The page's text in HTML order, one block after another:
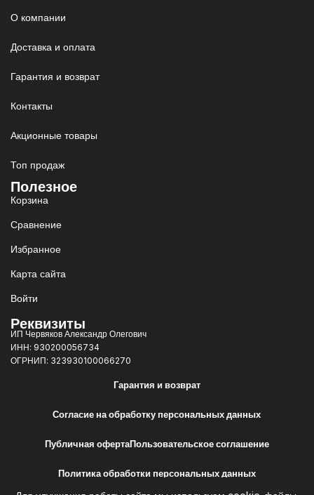
О компании
Доставка и оплата
Гарантия и возврат
Контакты
Акционные товары
Топ продаж
Полезное
Корзина
Сравнение
Избранное
Карта сайта
Войти
Реквизиты
ИП Червяков Александр Олегович
ИНН: 930200056734
ОГРНИП: 323930100066270
Гарантия и возврат
Согласие на обработку персональных данных
Публичная офертаПользовательское соглашение
Политика обработки персональных данных